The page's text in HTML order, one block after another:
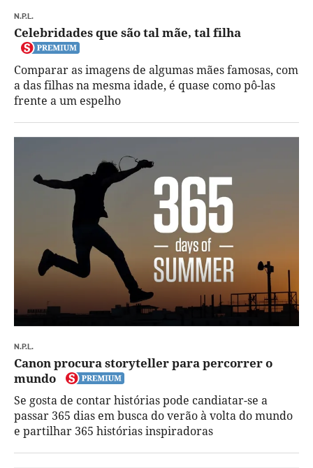
N.P.L.
Celebridades que são tal mãe, tal filha
Comparar as imagens de algumas mães famosas, com
a das filhas na mesma idade, é quase como pô-las
frente a um espelho
N.P.L.
Canon procura storyteller para percorrer o
mundo
Se gosta de contar histórias pode candiatar-se a
passar 365 dias em busca do verão à volta do mundo
e partilhar 365 histórias inspiradoras